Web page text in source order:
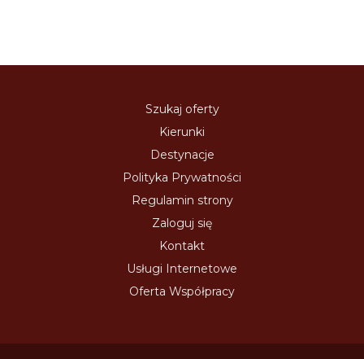
Szukaj oferty
Kierunki
Destynacje
Polityka Prywatności
Regulamin strony
Zaloguj się
Kontakt
Usługi Internetowe
Oferta Współpracy